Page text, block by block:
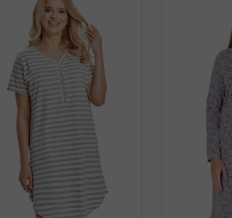
KALHOTKY BAVLNĚNÉ 3679 LOVELYGIRL
179 Kč